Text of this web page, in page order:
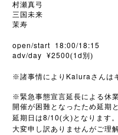
村瀬真弓
三国未来
茉寿
open/start 18:00/18:15
adv/day ¥2500(1d 別)
※諸事情により Kalura さんは
※緊急事態宣言延長による休
開催が困難となったため延期
延期日は8/10(火)となります。
大変申し訳ありませんがご理